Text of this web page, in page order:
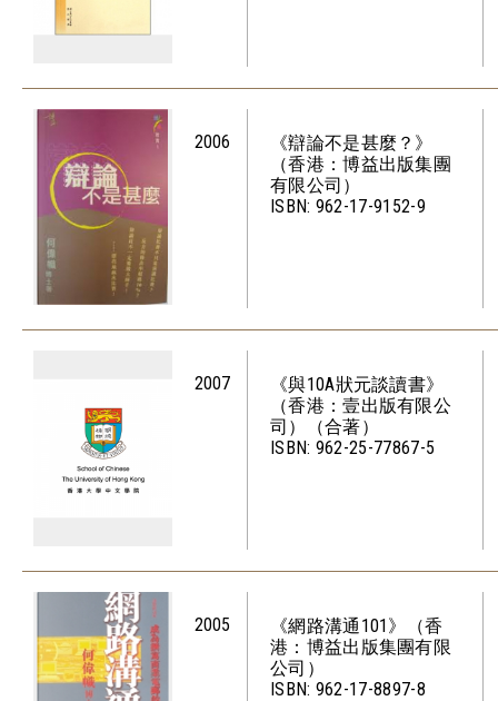
2006
《辯論不是甚麼？》
（香港：博益出版集團
有限公司）
ISBN: 962-17-9152-9
2007
《與10A狀元談讀書》
（香港：壹出版有限公
司）（合著）
ISBN: 962-25-77867-5
2005
《網路溝通101》（香
港：博益出版集團有限
公司）
ISBN: 962-17-8897-8